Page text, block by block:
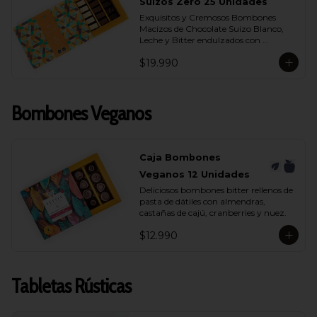
Exquisitos y Cremosos Bombones
Macizos de Chocolate Suizo Blanco,
Leche y Bitter endulzados con
$19.990
Bombones Veganos
Caja Bombones
Veganos 12 Unidades
Deliciosos bombones bitter rellenos de
pasta de dátiles con almendras,
castañas de cajú, cranberries y nuez.
$12.990
Tabletas Rústicas